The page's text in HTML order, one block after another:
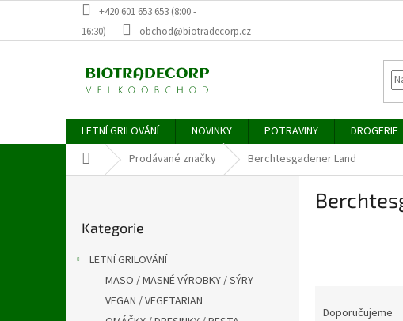
obsah
+420 601 653 653 (8:00 -
16:30)
obchod@biotradecorp.cz
LETNÍ GRILOVÁNÍ NOVINKY POTRAVINY DROGERIE
Domů Prodávané značky Berchtesgadener Land
kategorie
Kategorie
LETNÍ GRILOVÁNÍ
MASO / MASNÉ VÝROBKY / SÝRY
VEGAN / VEGETARIAN
Doporučujeme